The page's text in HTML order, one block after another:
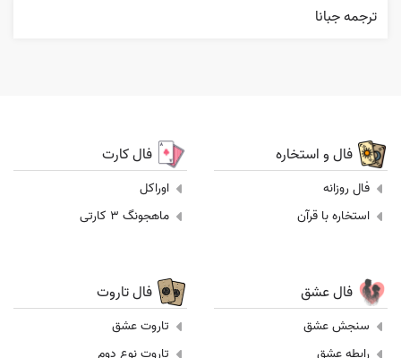
ترجمه جبانا
فال و استخاره
فال روزانه
استخاره با قرآن
فال کارت
اوراکل
ماهجونگ 3 کارتی
فال عشق
سنجش عشق
فال تاروت
تاروت عشق